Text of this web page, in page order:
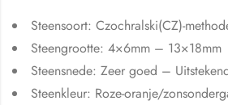
Steensoort: Czochralski(CZ)-
Steengrootte: 4×6mm – 13×18mm
Steensnede: Zeer goed –
Steenkleur: Roze-oranje/